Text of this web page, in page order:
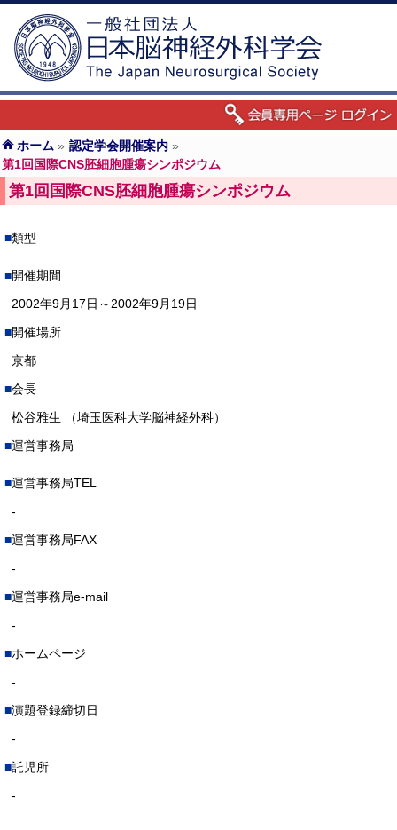
ホーム » 認定学会開催案内 »
第1回国際CNS胚細胞腫瘍シンポジウム
第1回国際CNS胚細胞腫瘍シンポジウム
類型
開催期間
2002年9月17日～2002年9月19日
開催場所
京都
会長
松谷雅生 （埼玉医科大学脳神経外科）
運営事務局
運営事務局TEL
-
運営事務局FAX
-
運営事務局e-mail
-
ホームページ
-
演題登録締切日
-
託児所
-